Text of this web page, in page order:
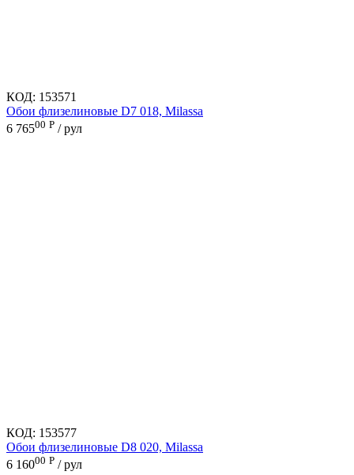
КОД: 153571
Обои флизелиновые D7 018, Milassa
6 76500 Р / рул
КОД: 153577
Обои флизелиновые D8 020, Milassa
6 16000 Р / рул